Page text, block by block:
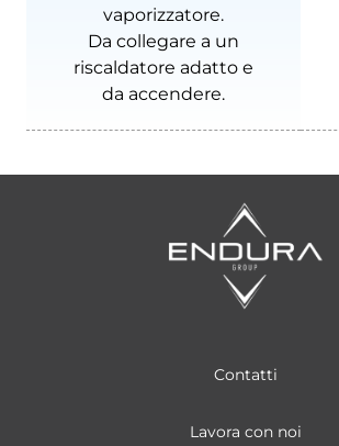
vaporizzatore.
Da collegare a un
riscaldatore adatto e
da accendere.
Contatti
Lavora con noi